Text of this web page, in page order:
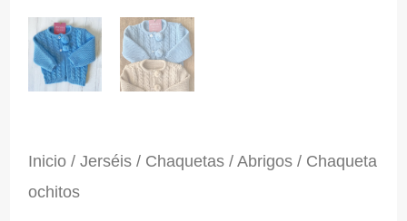
Inicio/ Jerséis / Chaquetas / Abrigos/ Chaqueta
ochitos